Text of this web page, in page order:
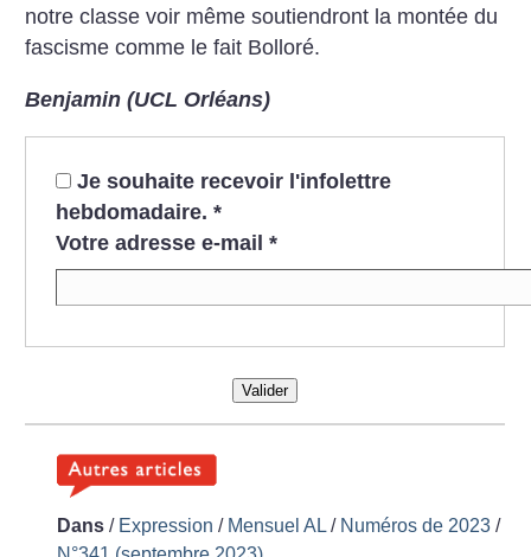
notre classe voir même soutiendront la montée du
fascisme comme le fait Bolloré.
Benjamin (UCL Orléans)
Je souhaite recevoir l'infolettre
hebdomadaire. *
Votre adresse e-mail *
Valider
Dans / Expression / Mensuel AL / Numéros de 2023 /